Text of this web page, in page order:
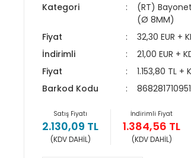
Kategori
(RT)
(Ø 8MM)
Fiyat
32,30 EUR +
İndirimli
21,00 EUR +
Fiyat
1.153,80 TL +
Barkod Kodu
Satış Fiyatı
2.130,09 TL
(KDV DAHİL)
İndirimli Fiyat
1.384,56 TL
(KDV DAHİL)